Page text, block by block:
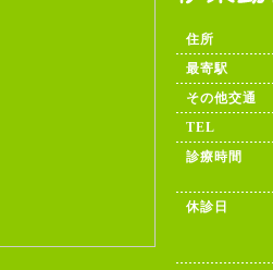
住所
最寄駅
その他交通
TEL
診療時間
休診日